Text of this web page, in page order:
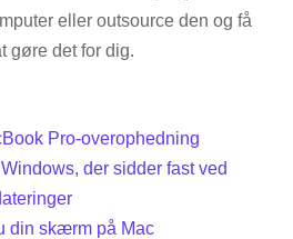
eller outsource den og få
gøre det for dig.
Pro-overophedning
der sidder fast ved
din skærm på Mac